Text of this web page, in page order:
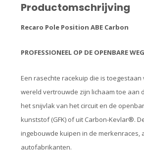
Productomschrijving
Recaro Pole Position ABE Carbon
PROFESSIONEEL OP DE OPENBARE WEG
Een rasechte racekuip die is
wereld vertrouwde zijn lichaam toe aan
het snijvlak van het circuit en de
kunststof (GFK) of uit Carbon-Kevlar®.
ingebouwde kuipen in de merkenraces,
autofabrikanten.